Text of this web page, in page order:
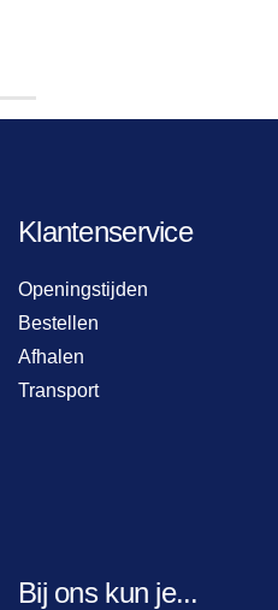
Klantenservice
Openingstijden
Bestellen
Afhalen
Transport
Bij ons kun je...